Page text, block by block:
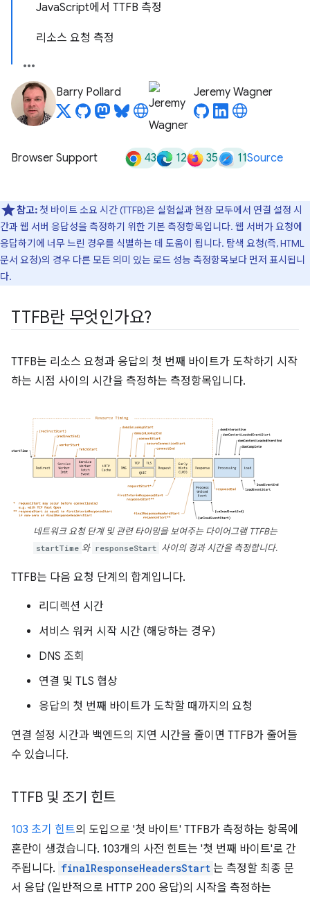
JavaScript에서 TTFB 측정
리소스 요청 측정
Barry Pollard Jeremy Wagner
Browser Support 43 12 35 11Source
참고: 첫 바이트 소요 시간 (TTFB)은 실험실과 현장 모두에서 연결 설정 시
간과 웹 서버 응답성을 측정하기 위한 기본 측정항목입니다. 웹 서버가 요청에
응답하기에 너무 느린 경우를 식별하는 데 도움이 됩니다. 탐색 요청(즉, HTML
문서 요청)의 경우 다른 모든 의미 있는 로드 성능 측정항목보다 먼저 표시됩니
다.
TTFB란 무엇인가요?
TTFB는 리소스 요청과 응답의 첫 번째 바이트가 도착하기 시작
하는 시점 사이의 시간을 측정하는 측정항목입니다.
네트워크 요청 단계 및 관련 타이밍을 보여주는 다이어그램 TTFB는
startTime 와 responseStart 사이의 경과 시간을 측정합니다.
TTFB는 다음 요청 단계의 합계입니다.
리디렉션 시간
서비스 워커 시작 시간 (해당하는 경우)
DNS 조회
연결 및 TLS 협상
응답의 첫 번째 바이트가 도착할 때까지의 요청
연결 설정 시간과 백엔드의 지연 시간을 줄이면 TTFB가 줄어들
수 있습니다.
TTFB 및 조기 힌트
103 초기 힌트의 도입으로 '첫 바이트' TTFB가 측정하는 항목에
혼란이 생겼습니다. 103개의 사전 힌트는 '첫 번째 바이트'로 간
주됩니다. finalResponseHeadersStart 는 측정할 최종 문
서 응답 (일반적으로 HTTP 200 응답)의 시작을 측정하는